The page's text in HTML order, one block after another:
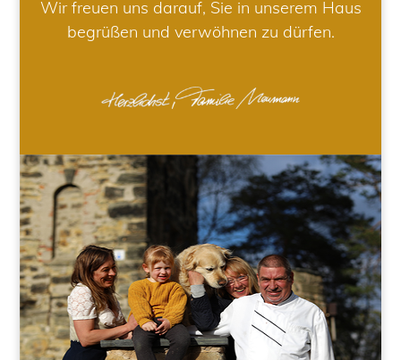
Wir freuen uns darauf, Sie in unserem Haus
begrüßen und verwöhnen zu dürfen.